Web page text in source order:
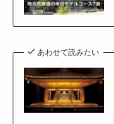
あわせて読みたい